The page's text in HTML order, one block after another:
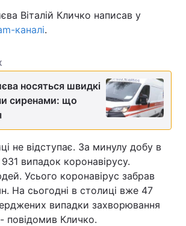
Віталій Кличко написав у
каналі.
носяться швидкі
сиренами: що
не відступає. За минулу добу в
випадок коронавірусу.
Усього коронавірус забрав
На сьогодні в столиці вже 47
випадки захворювання
повідомив Кличко.